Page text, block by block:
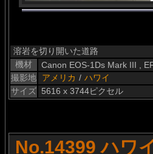
溶岩を切り開いた道路
機材
Canon EOS-1Ds Mark III ,
撮影地
アメリカ / ハワイ
サイズ 5616 x 3744ピクセル
No.14399 ハワ